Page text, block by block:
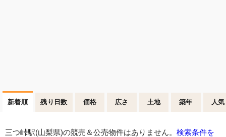
新着順 残り日数 価格 広さ 土地 築年 人気
三つ峠駅(山梨県)の競売＆公売物件はありません。 検索条件を